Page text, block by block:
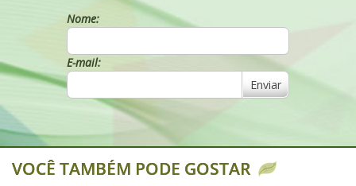
Nome:
E-mail:
Enviar
VOCÊ TAMBÉM PODE GOSTAR